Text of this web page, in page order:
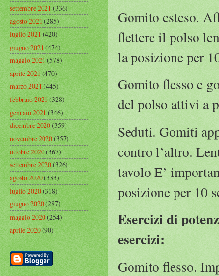
Gomito esteso.
flettere il polso
la posizione per
Gomito flesso e
del polso attivi a
Seduti. Gomiti
contro l’altro.
tavolo E’
posizione per 10
Esercizi di
esercizi:
Gomito flesso.
settembre 2021(336)
agosto 2021(285)
luglio 2021(420)
giugno 2021(474)
maggio 2021(578)
aprile 2021(470)
marzo 2021(445)
febbraio 2021(328)
gennaio 2021(346)
dicembre 2020(359)
novembre 2020(357)
ottobre 2020(367)
settembre 2020(326)
agosto 2020(333)
luglio 2020(318)
giugno 2020(287)
maggio 2020(254)
aprile 2020(90)